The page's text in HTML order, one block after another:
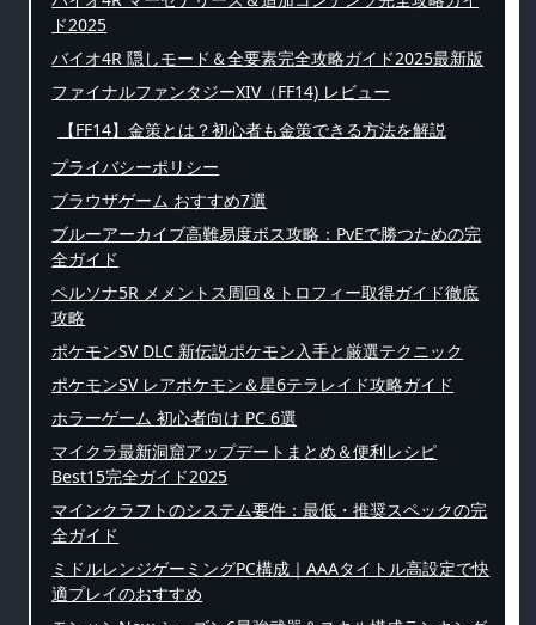
ド2025
バイオ4R 隠しモード＆全要素完全攻略ガイド2025最新版
ファイナルファンタジーXIV（FF14) レビュー
【FF14】金策とは？初心者も金策できる方法を解説
プライバシーポリシー
ブラウザゲーム おすすめ7選
ブルーアーカイブ高難易度ボス攻略：PvEで勝つための完
全ガイド
ペルソナ5R メメントス周回＆トロフィー取得ガイド徹底
攻略
ポケモンSV DLC 新伝説ポケモン入手と厳選テクニック
ポケモンSV レアポケモン＆星6テラレイド攻略ガイド
ホラーゲーム 初心者向け PC 6選
マイクラ最新洞窟アップデートまとめ＆便利レシピ
Best15完全ガイド2025
マインクラフトのシステム要件：最低・推奨スペックの完
全ガイド
ミドルレンジゲーミングPC構成｜AAAタイトル高設定で快
適プレイのおすすめ